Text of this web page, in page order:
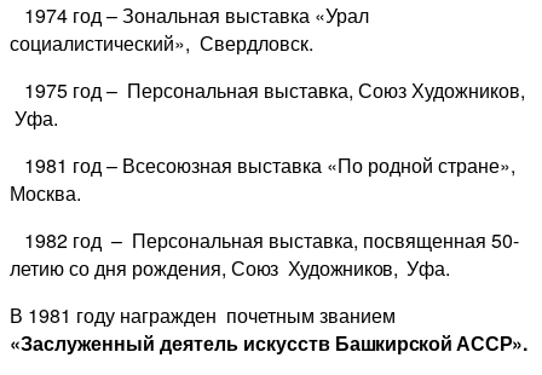
1974 год – Зональная выставка «Урал
социалистический», Свердловск.
1975 год – Персональная выставка, Союз Художников,
Уфа.
1981 год – Всесоюзная выставка «По родной стране»,
Москва.
1982 год – Персональная выставка, посвященная 50-
летию со дня рождения, Союз Художников, Уфа.
В 1981 году награжден почетным званием
«Заслуженный деятель искусств Башкирской АССР».